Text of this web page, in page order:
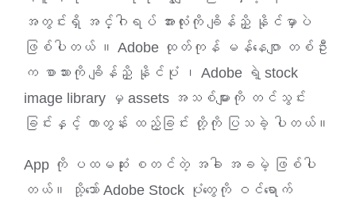
အတွင်းရှိ အင်္ဂါရပ် အားလုံးကို ချိန်ညှိ နိုင်မှာပဲ
ဖြစ်ပါတယ် ။ Adobe ထုတ်ကုန် မန်နေဂျာ တစ်ဦး
က စာသားကို ချိန်ညှိ နိုင်ပုံ ၊ Adobe ရဲ့ stock
image library မှ assets အသစ်များကို တင်သွင်း
ခြင်းနှင့် ကာတွန်း ထည့်ခြင်း တို့ကို ပြသခဲ့ ပါတယ်။
App ကို ပထမဆုံး စတင်တဲ့ အခါ အခမဲ့ ဖြစ်ပါ
တယ်။ သို့သော် Adobe Stock ပုံတွေကို ဝင်ရောက်